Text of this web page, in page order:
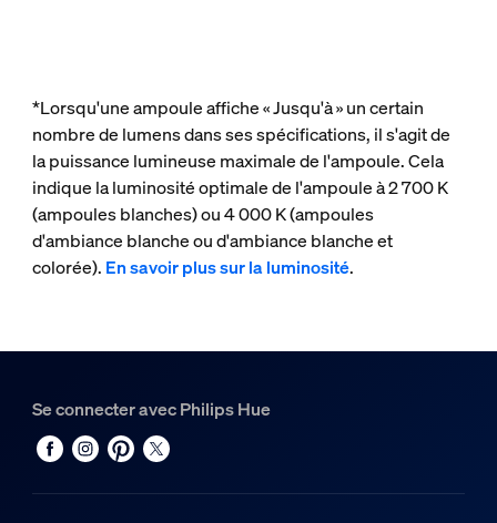
*Lorsqu'une ampoule affiche « Jusqu'à » un certain
nombre de lumens dans ses spécifications, il s'agit de
la puissance lumineuse maximale de l'ampoule. Cela
indique la luminosité optimale de l'ampoule à 2 700 K
(ampoules blanches) ou 4 000 K (ampoules
d'ambiance blanche ou d'ambiance blanche et
colorée). En savoir plus sur la luminosité.
Se connecter avec Philips Hue